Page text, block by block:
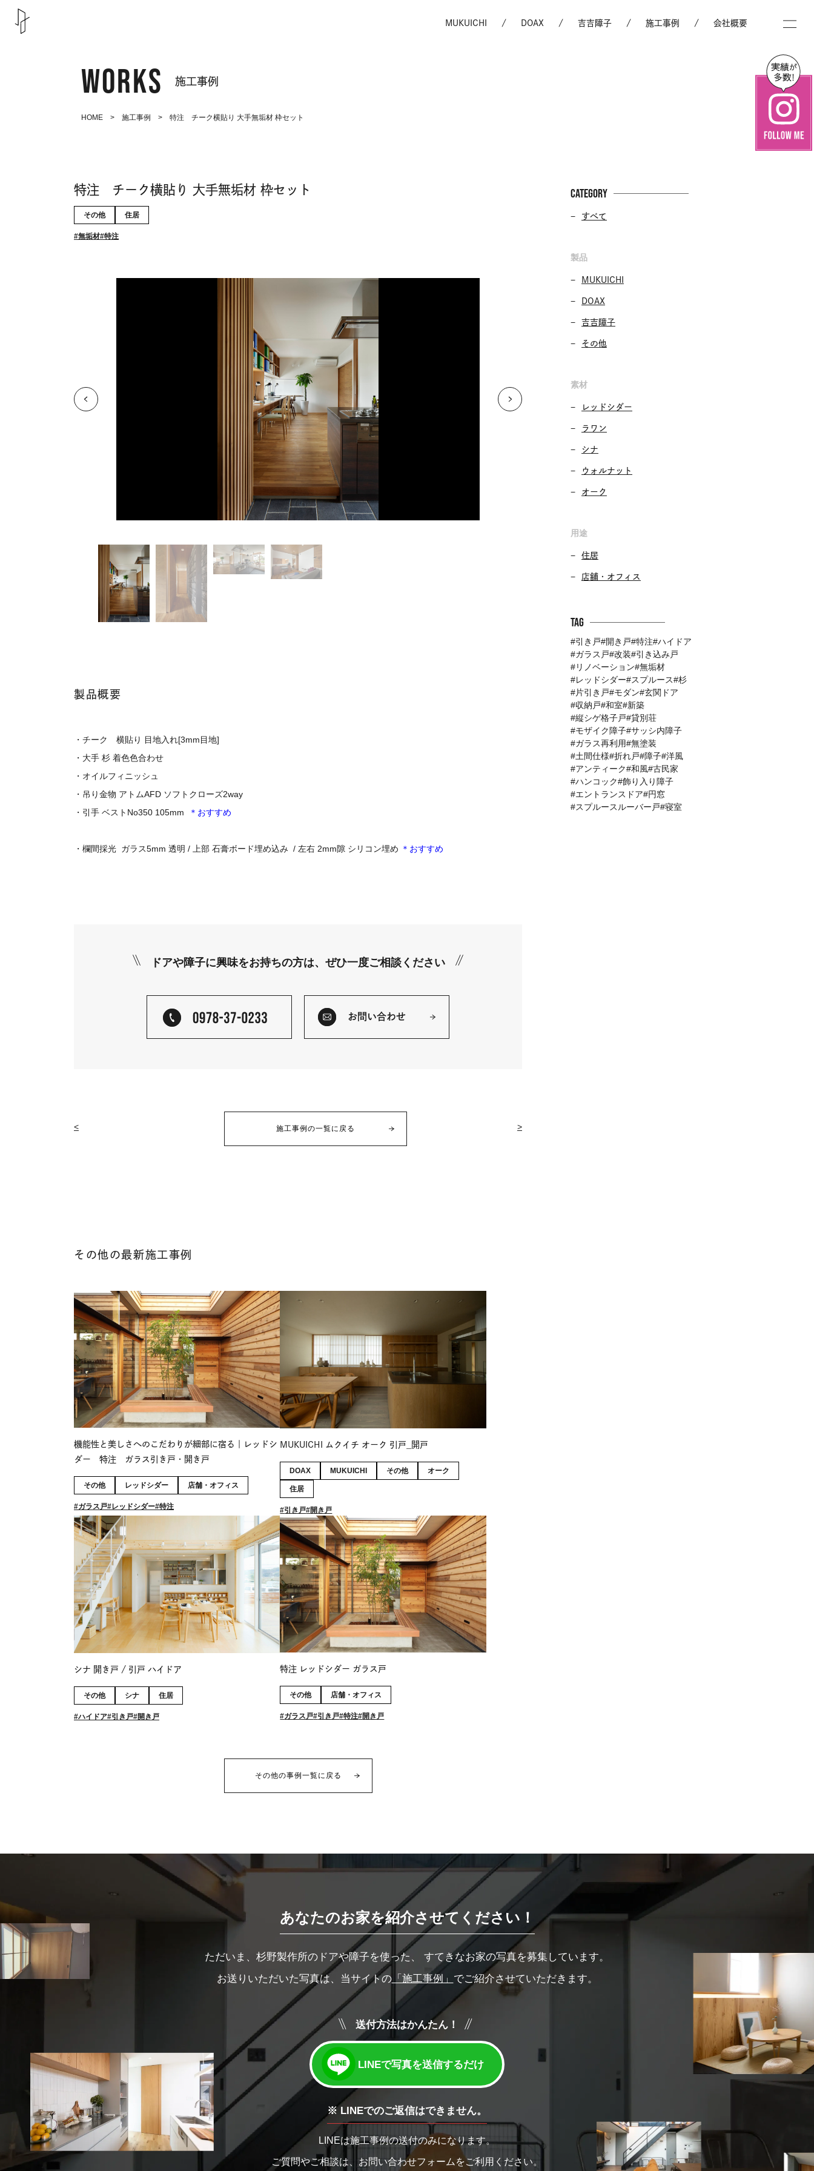
MUKUICHI DOAX 吉吉障子 施工事例 会社概要
WORKS 施工事例
HOME >施工事例 > 特注 チーク横貼り 大手無垢材 枠セット
特注 チーク横貼り 大手無垢材 枠セット
その他 住居
無垢材 特注
製品概要
・チーク 横貼り 目地入れ[3mm目地]
・大手 杉 着色色合わせ
・オイルフィニッシュ
・吊り金物 アトムAFD ソフトクローズ2way
・引手 ベストNo350 105mm
＊おすすめ
・欄間採光 ガラス5mm 透明 / 上部 石膏ボード埋め込み / 左右 2mm隙 シリコン埋め ＊おすすめ
ドアや障子に興味をお持ちの方は、 ぜひ一度ご相談ください
お問い合わせ
< 施工事例の一覧に戻る >
その他の最新施工事例
機能性と美しさへのこだわりが細部に宿る｜レッドシ
ダー 特注 ガラス引き戸・開き戸
その他 レッドシダー 店舗・オフィス
ガラス戸 レッドシダー 特注
MUKUICHI ムクイチ オーク 引戸_開戸
DOAX MUKUICHI その他 オーク
住居
引き戸 開き戸
シナ 開き戸 / 引戸 ハイドア
その他 シナ 住居
ハイドア 引き戸 開き戸
特注 レッドシダー ガラス戸
その他 店舗・オフィス
ガラス戸 引き戸 特注 開き戸
その他の事例一覧に戻る
CATEGORY
すべて
製品
MUKUICHI
DOAX
吉吉障子
その他
素材
レッドシダー
ラワン
シナ
ウォルナット
オーク
用途
住居
店舗・オフィス
Tag
引き戸 開き戸 特注 ハイドア
ガラス戸 改装
引き込み戸
リノベーション 無垢材
レッドシダー
スプルース
杉
片引き戸
モダン 玄関ドア
収納戸 和室
新築
縦シゲ格子戸 貸別荘
モザイク障子 サッシ内障子
ガラス再利用
無塗装
土間仕様 折れ戸 障子 洋風
アンティーク
和風 古民家
ハンコック
飾り入り障子
エントランスドア
円窓
スプルースルーバー戸 寝室
あなたのお家を紹介させてください！
ただいま、杉野製作所のドアや障子を使った、
すてきなお家の写真を募集しています。
お送りいただいた写真は、当サイトの「施工事例」 でご紹介させていただきます。
送付方法はかんたん！
LINEで写真を送信するだけ
※ LINEでのご返信はできません。
LINEは施工事例の送付のみになります。
ご質問やご相談は、お問い合わせフォームをご利用ください。